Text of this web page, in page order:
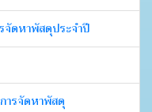
จัดหาพัสดุประจำปี
ารจัดหาพัสดุ